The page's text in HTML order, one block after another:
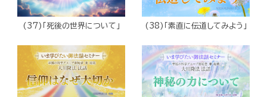
(37)「死後の世界について」 (38)「素直に伝道してみよう」